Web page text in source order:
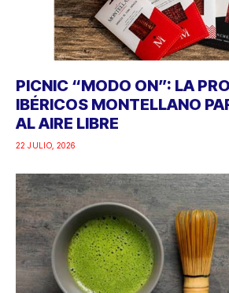
PICNIC “MODO ON”: LA
IBÉRICOS MONTELLANO
AL AIRE LIBRE
22 JULIO, 2026